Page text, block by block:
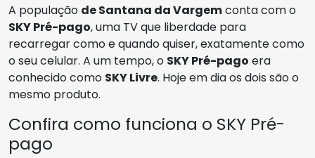
A população de Santana da Vargemconta com o
SKY Pré-pago, uma TV que liberdade para
recarregar como e quando quiser, exatamente como
o seu celular. A um tempo, o SKY Pré-pago era
conhecido como SKY Livre. Hoje em dia os dois são o
mesmo produto.
Confira como funciona o SKY Pré-
pago